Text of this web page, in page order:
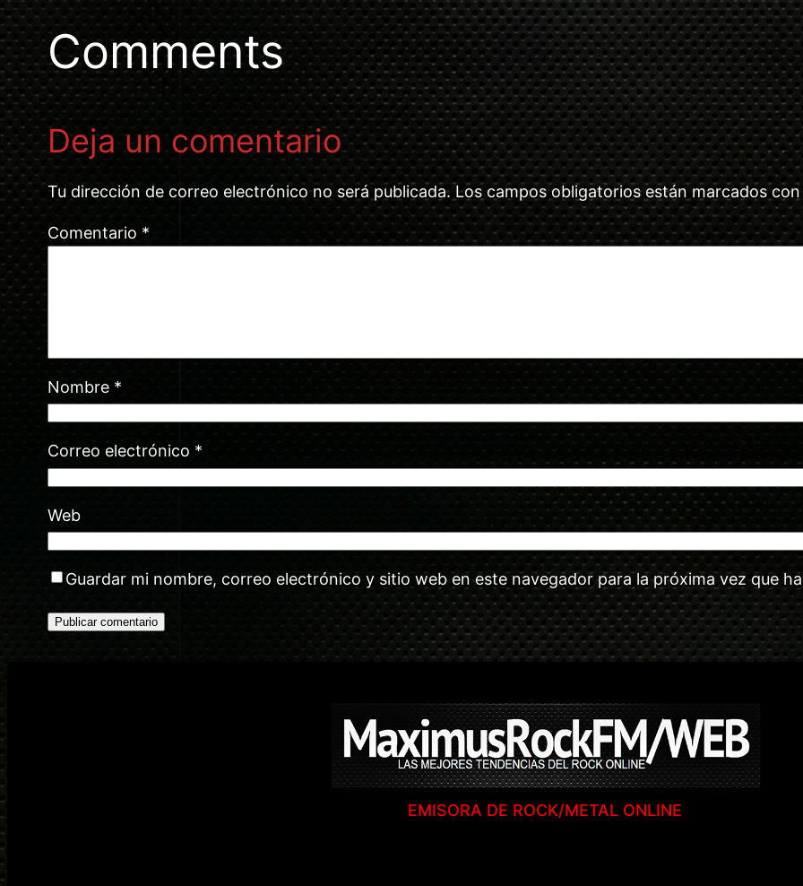
Comments
Deja un comentario
Tu dirección de correo electrónico no será publicada. Los campos obligatorios están marcados
Comentario *
Nombre *
Correo electrónico *
Web
Guardar mi nombre, correo electrónico y sitio web en este navegador para la próxima vez que
EMISORA DE ROCK/METAL ONLINE